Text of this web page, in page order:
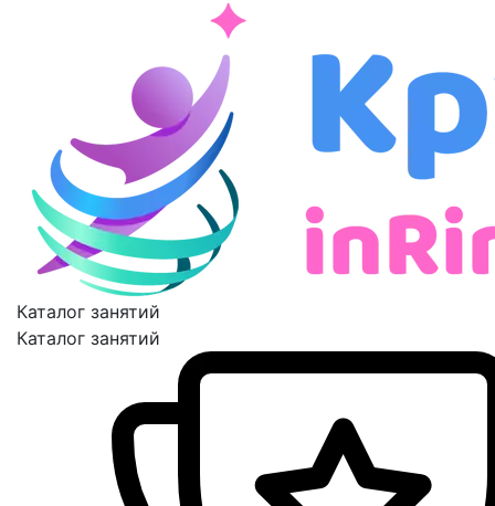
Каталог занятий
Каталог занятий